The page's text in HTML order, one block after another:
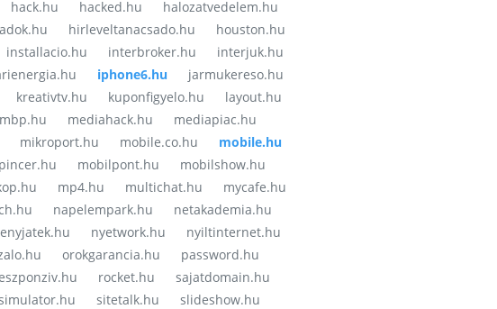
hack.hu hacked.hu
halozatvedelem.hu
hirleveltanacsado.hu
houston.hu
installacio.hu interbroker.hu
interjuk.hu
iphone6.hu
jarmukereso.hu
kreativtv.hu kuponfigyelo.hu
layout.hu
mbp.hu mediahack.hu
mediapiac.hu
mikroport.hu mobile.co.hu
mobile.hu
mobilpont.hu
mobilshow.hu
mp4.hu multichat.hu
mycafe.hu
napelempark.hu
netakademia.hu
nyetwork.hu
nyiltinternet.hu
orokgarancia.hu
password.hu
rocket.hu
sajatdomain.hu
sitetalk.hu
slideshow.hu